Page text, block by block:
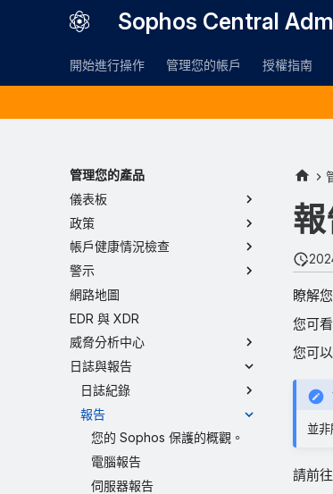
Sophos Central
開始進行操作 管理您的帳戶 授權指南
管理您的產品
儀表板
政策
帳戶健康情況檢查
警示
網路地圖
EDR 與 XDR
威脅分析中心
日誌與報告
日誌紀錄
報告
您的 Sophos 保護的概觀。
電腦報告
伺服器報告
瞭解
您可
您可
並
請前往